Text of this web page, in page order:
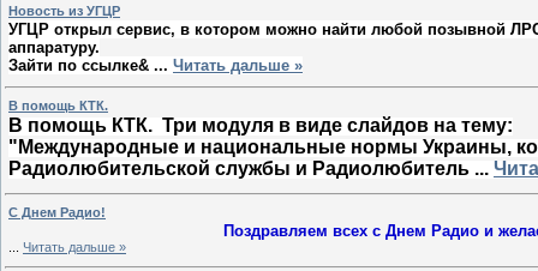
Новость из УГЦР
УГЦР открыл сервис, в котором можно найти любой позывной
аппаратуру.
Зайти по ссылке& ... Читать дальше »
В помощь КТК.
В помощь КТК. Три модуля в виде слайдов на тему:
"Международные и национальные нормы Украины,
Радиолюбительской службы и Радиолюбитель ...
С Днем Радио!
Поздравляем всех с Днем Радио и
Читать дальше »